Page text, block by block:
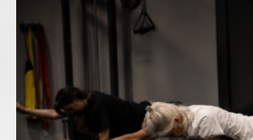
encargados de sostener la
durante el